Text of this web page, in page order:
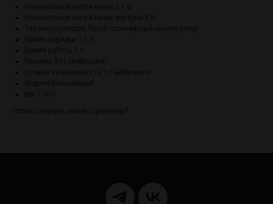
Номинальное напряжение 3,7 В
Номинальное напряжение зарядки 5 В
Тип аккумулятора Литий-полимерный аккумулятор
Время зарядки 1,5 ч
Время работы 2 ч
Режимы 5+1 (вибрация)
Уровни интенсивности 10 (вибрация)
Водонепроницаемый
Вес 130 г
Готовы открыть новые горизонты?